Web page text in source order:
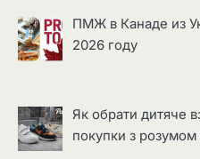
ПМЖ в Канаде из
2026 году
Як обрати дитяче
покупки з